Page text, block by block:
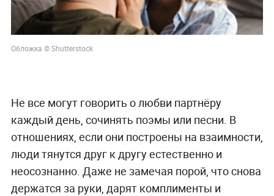
Обложка © Shutterstock
Не все могут говорить о любви партнёру
каждый день, сочинять поэмы или песни. В
отношениях, если они построены на взаимности,
люди тянутся друг к другу естественно и
неосознанно. Даже не замечая порой, что снова
держатся за руки, дарят комплименты и